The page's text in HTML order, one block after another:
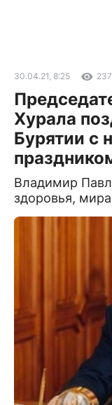
30.04.21, 8:25
Хурала
Бурятии с
Владимир
здоровья,